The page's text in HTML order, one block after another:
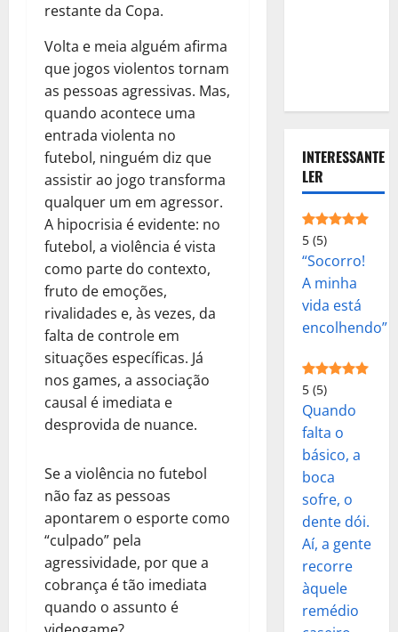
restante da Copa.
Volta e meia alguém afirma
que jogos violentos tornam
as pessoas agressivas. Mas,
quando acontece uma
entrada violenta no
futebol, ninguém diz que
assistir ao jogo transforma
qualquer um em agressor.
A hipocrisia é evidente: no
futebol, a violência é vista
como parte do contexto,
fruto de emoções,
rivalidades e, às vezes, da
falta de controle em
situações específicas. Já
nos games, a associação
causal é imediata e
desprovida de nuance.
Se a violência no futebol
não faz as pessoas
apontarem o esporte como
“culpado” pela
agressividade, por que a
cobrança é tão imediata
quando o assunto é
INTERESSANTE
LER
5 (5)
“Socorro!
A minha
vida está
encolhendo”
5 (5)
Quando
falta o
básico, a
boca
sofre, o
dente dói.
Aí, a gente
recorre
àquele
remédio